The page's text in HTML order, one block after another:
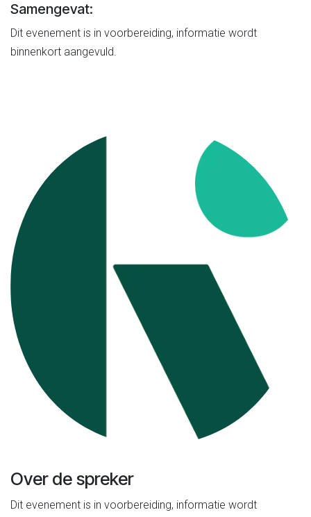
Samengevat:
Dit evenement is in voorbereiding, informatie wordt
binnenkort aangevuld.
Over de spreker
Dit evenement is in voorbereiding, informatie wordt